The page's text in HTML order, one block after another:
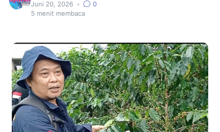
Juni 20, 2026 •
0
5 menit membaca